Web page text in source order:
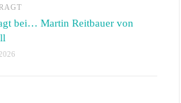
bei… Martin Reitbauer von